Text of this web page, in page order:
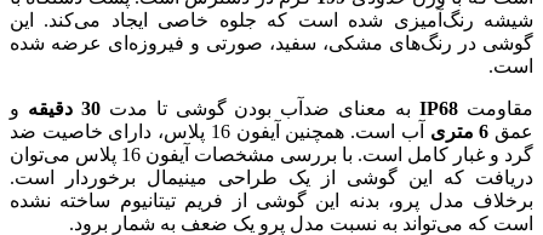
شیشه رنگ‌آمیزی شده است که جلوه خاصی ایجاد می‌کند. این
گوشی در رنگ‌های مشکی، سفید، صورتی و فیروزه‌ای عرضه شده
است.
مقاومت IP68به معنای ضدآب بودن گوشی تا مدت30 دقیقه
و
عمق 6 متری
آب است. همچنین آیفون 16 پلاس، دارای خاصیت ضد
گرد و غبار کامل است. با بررسی مشخصات آیفون 16 پلاس می‌توان
دریافت که این گوشی از یک طراحی مینیمال برخوردار است.
برخلاف مدل پرو، بدنه این گوشی از فریم تیتانیوم ساخته نشده
است که می‌تواند به نسبت مدل پرو یک ضعف به شمار برود.